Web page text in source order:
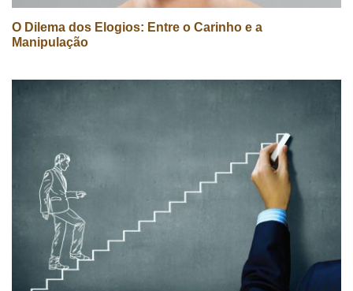
O Dilema dos Elogios: Entre o Carinho e a
Manipulação